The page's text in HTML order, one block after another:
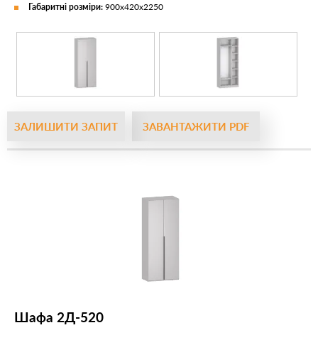
ЗАЛИШИТИ ЗАПИТ ЗАВАНТАЖИТИ PDF
Габаритні розміри: 900х420х2250
Шафа 2Д-520